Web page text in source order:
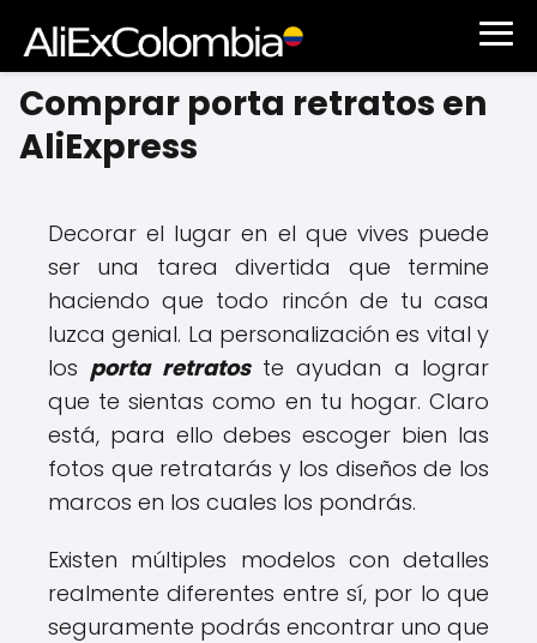
Comprar porta retratos en
AliExpress
Decorar el lugar en el que vives puede
ser una tarea divertida que termine
haciendo que todo rincón de tu casa
luzca genial. La personalización es vital y
los porta retratoste ayudan a lograr
que te sientas como en tu hogar. Claro
está, para ello debes escoger bien las
fotos que retratarás y los diseños de los
marcos en los cuales los pondrás.
Existen múltiples modelos con detalles
realmente diferentes entre sí, por lo que
seguramente podrás encontrar uno que